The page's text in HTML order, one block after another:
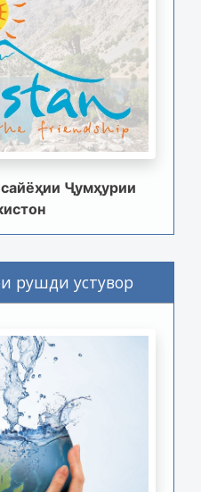
Ҷумҳурии
рушди устувор